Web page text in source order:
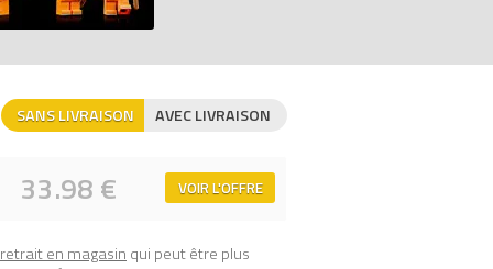
un monstre rockeur, une femme-
sur Avenue de la brique,
SANS LIVRAISON AVEC LIVRAISON
33.98 € VOIR L'OFFRE
retrait en magasin qui peut être plus